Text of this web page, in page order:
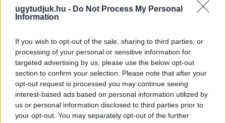
ugytudjuk.hu - Do Not Process My Personal
Information
If you wish to opt-out of the sale, sharing to third parties, or
processing of your personal or sensitive information for
targeted advertising by us, please use the below opt-out
section to confirm your selection. Please note that after your
opt-out request is processed you may continue seeing
interest-based ads based on personal information utilized by
us or personal information disclosed to third parties prior to
your opt-out. You may separately opt-out of the further
PIKNIK ITALOK: ÍZEK ÉS ÉLMÉNYEK A SZABADBAN
Ahogy tavaszodik és a nap egyre tovább marad velünk, sokaknak